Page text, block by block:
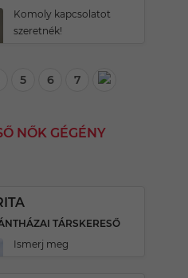
Komoly kapcsolatot
szeretnék!
5 6 7
NŐK GÉGÉNY
TÁRSKERESŐ
Ismerj meg